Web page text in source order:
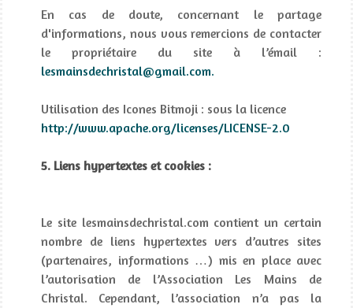
En cas de doute, concernant le partage
d'informations, nous vous remercions de contacter
le propriétaire du site à l’émail :
lesmainsdechristal@gmail.com.
Utilisation des Icones Bitmoji : sous la licence
http://www.apache.org/licenses/LICENSE-2.0
5. Liens hypertextes et cookies :
Le site lesmainsdechristal.com contient un certain
nombre de liens hypertextes vers d’autres sites
(partenaires, informations …) mis en place avec
l’autorisation de l’Association Les Mains de
Christal. Cependant, l’association n’a pas la